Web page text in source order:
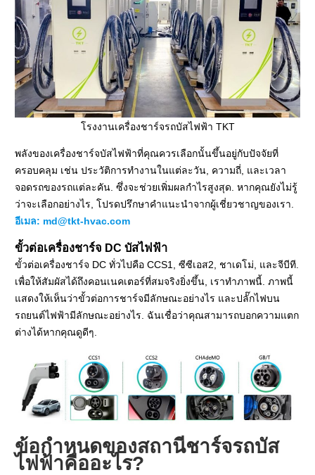
โรงงานเครื่องชาร์จรถบัสไฟฟ้า TKT
พลังของเครื่องชาร์จบัสไฟฟ้าที่คุณควรเลือกนั้นขึ้นอยู่กับปัจจัยที่
ครอบคลุม เช่น ประวัติการทำงานในแต่ละวัน, ความถี่, และเวลา
จอดรถของรถแต่ละคัน. ซึ่งจะช่วยเพิ่มผลกำไรสูงสุด. หากคุณยังไม่รู้
ว่าจะเลือกอย่างไร, โปรดปรึกษาคำแนะนำจากผู้เชี่ยวชาญของเรา.
อีเมล: md@tkt-hvac.com
ขั้วต่อเครื่องชาร์จ DC บัสไฟฟ้า
ขั้วต่อเครื่องชาร์จ DC ทั่วไปคือ CCS1, ซีซีเอส2, ชาเดโม่, และจีบีที.
เพื่อให้สัมผัสได้ถึงคอนเนคเตอร์ที่สมจริงยิ่งขึ้น, เราทำภาพนี้. ภาพนี้
แสดงให้เห็นว่าขั้วต่อการชาร์จมีลักษณะอย่างไร และปลั๊กไฟบน
รถยนต์ไฟฟ้ามีลักษณะอย่างไร. ฉันเชื่อว่าคุณสามารถบอกความแตก
ต่างได้หากคุณดูดีๆ.
ข้อกำหนดของสถานีชาร์จรถบัส
ไฟฟ้าคืออะไร?